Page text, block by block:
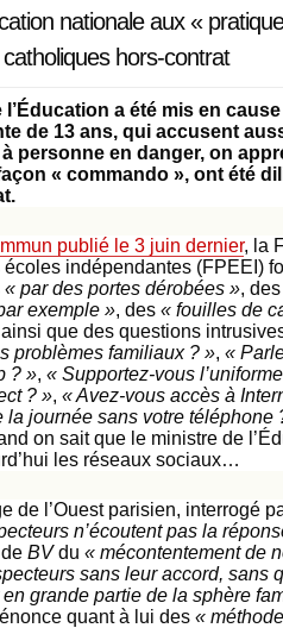
nationale aux «
hors-contrat
a été mis en
de 13 ans, qui accusent
personne en danger, on
« commando », ont été
publié le 3 juin dernier, la
indépendantes (FPEEI)
« par des portes dérobées », des
exemple », des « fouilles de
que des questions
problèmes familiaux ? », «
? », « Supportez-vous
? », « Avez-vous accès à
la journée sans votre téléphone
on sait que le ministre de
les réseaux sociaux…
de l’Ouest parisien, interrogé
n’écoutent pas la
BVdu « mécontentement de
sans leur accord, sans
grande partie de la sphère
quant à lui des «